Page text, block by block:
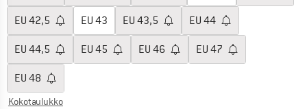
EU 42,5 EU 43 EU 43,5 EU 44
EU 44,5 EU 45 EU 46 EU 47
EU 48
Kokotaulukko